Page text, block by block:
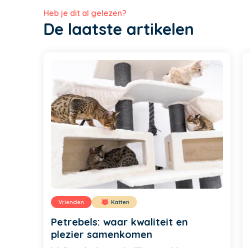
Heb je dit al gelezen?
De laatste artikelen
Vrienden Katten
Petrebels: waar kwaliteit en
plezier samenkomen